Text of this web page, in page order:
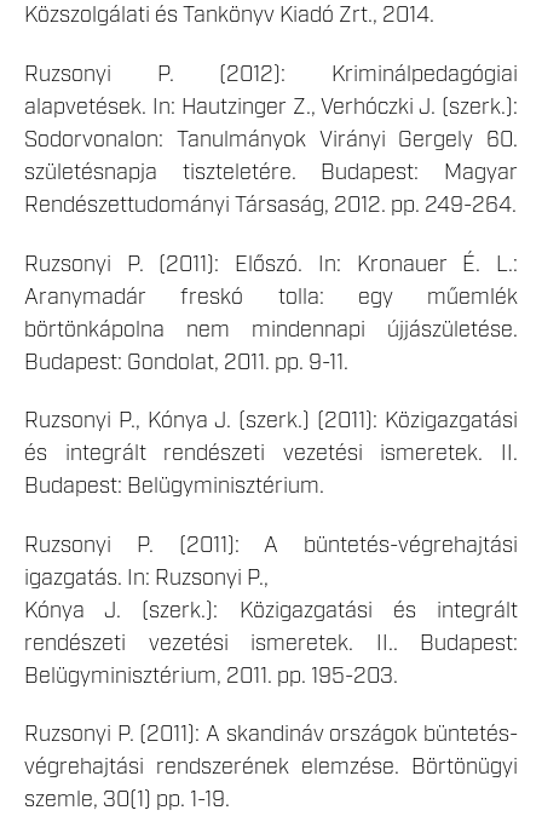
Közszolgálati és Tankönyv Kiadó Zrt., 2014.
Ruzsonyi P. (2012): Kriminálpedagógiai
alapvetések. In: Hautzinger Z., Verhóczki J. (szerk.):
Sodorvonalon: Tanulmányok Virányi Gergely 60.
születésnapja tiszteletére. Budapest: Magyar
Rendészettudományi Társaság, 2012. pp. 249-264.
Ruzsonyi P. (2011): Előszó. In: Kronauer É. L.:
Aranymadár freskó tolla: egy műemlék
börtönkápolna nem mindennapi újjászületése.
Budapest: Gondolat, 2011. pp. 9-11.
Ruzsonyi P., Kónya J. (szerk.) (2011): Közigazgatási
és integrált rendészeti vezetési ismeretek. II.
Budapest: Belügyminisztérium.
Ruzsonyi P. (2011): A büntetés-végrehajtási
igazgatás. In: Ruzsonyi P.,
Kónya J. (szerk.): Közigazgatási és integrált
rendészeti vezetési ismeretek. II.. Budapest:
Belügyminisztérium, 2011. pp. 195-203.
Ruzsonyi P. (2011): A skandináv országok büntetés-
végrehajtási rendszerének elemzése. Börtönügyi
szemle, 30(1) pp. 1-19.